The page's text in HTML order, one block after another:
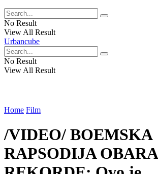
No Result
View All Result
Urbancube
No Result
View All Result
Home Film
/VIDEO/ BOEMSKA
RAPSODIJA OBARA